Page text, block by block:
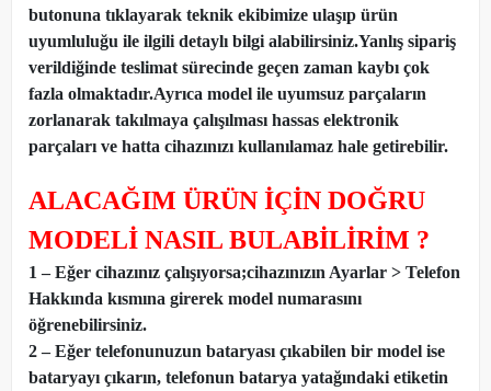
butonuna tıklayarak teknik ekibimize ulaşıp ürün
uyumluluğu ile ilgili detaylı bilgi alabilirsiniz.Yanlış sipariş
verildiğinde teslimat sürecinde geçen zaman kaybı çok
fazla olmaktadır.Ayrıca model ile uyumsuz parçaların
zorlanarak takılmaya çalışılması hassas elektronik
parçaları ve hatta cihazınızı kullanılamaz hale getirebilir.
ALACAĞIM ÜRÜN İÇİN DOĞRU
MODELİ NASIL BULABİLİRİM ?
1 – Eğer cihazınız çalışıyorsa;cihazınızın Ayarlar > Telefon
Hakkında kısmına girerek model numarasını
öğrenebilirsiniz.
2 – Eğer telefonunuzun bataryası çıkabilen bir model ise
bataryayı çıkarın, telefonun batarya yatağındaki etiketin